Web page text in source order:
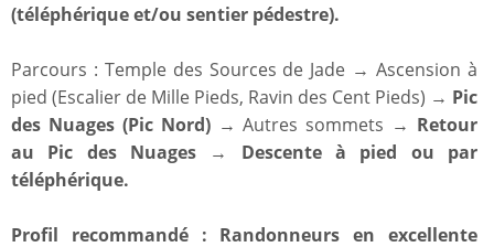
(téléphérique et/ou sentier pédestre).
Parcours : Temple des Sources de Jade → Ascension à
pied (Escalier de Mille Pieds, Ravin des Cent Pieds) → Pic
des Nuages (Pic Nord)→ Autres sommets → Retour
au Pic des Nuages → Descente à pied ou par
téléphérique.
Profil recommandé : Randonneurs en excellente